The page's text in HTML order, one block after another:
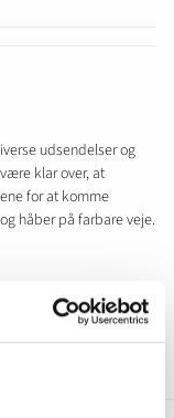
udsendelser og
klar over, at
for at komme
håber på farbare veje.